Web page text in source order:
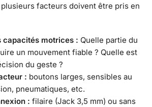
facteurs doivent être pris en
capacités motrices : Quelle partie du
un mouvement fiable ? Quelle est
du geste ?
: boutons larges, sensibles au
pneumatiques, etc.
: filaire (Jack 3,5 mm) ou sans